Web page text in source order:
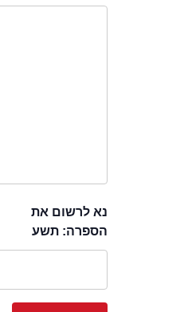
נא לרשום את
הספרה: תשע